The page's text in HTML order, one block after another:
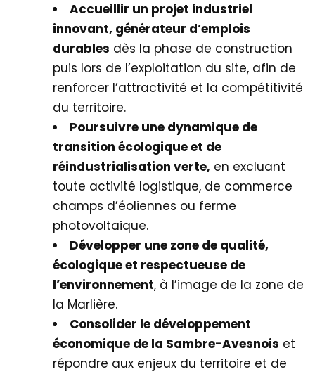
Accueillir un projet industriel
innovant, générateur d’emplois
durables dès la phase de construction
puis lors de l’exploitation du site, afin de
renforcer l’attractivité et la compétitivité
du territoire.
Poursuivre une dynamique de
transition écologique et de
réindustrialisation verte, en excluant
toute activité logistique, de commerce
champs d’éoliennes ou ferme
photovoltaique.
Développer une zone de qualité,
écologique et respectueuse de
l’environnement, à l’image de la zone de
la Marlière.
Consolider le développement
économique de la Sambre-Avesnois et
répondre aux enjeux du territoire et de